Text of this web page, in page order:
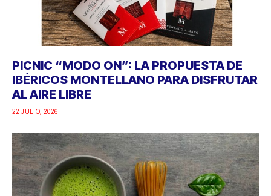
PICNIC “MODO ON”: LA PROPUESTA DE
IBÉRICOS MONTELLANO PARA DISFRUTAR
AL AIRE LIBRE
22 JULIO, 2026